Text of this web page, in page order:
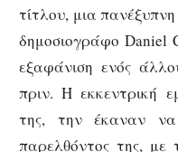
τίτλου, μια
δημοσιογράφο Daniel
εξαφάνιση ενός
πριν. Η εκκεντρική
της, την έκαναν
παρελθόντος της, με